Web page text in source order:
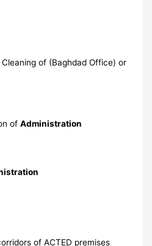
of (Baghdad Office) or
ofAdministration
of ACTED premises